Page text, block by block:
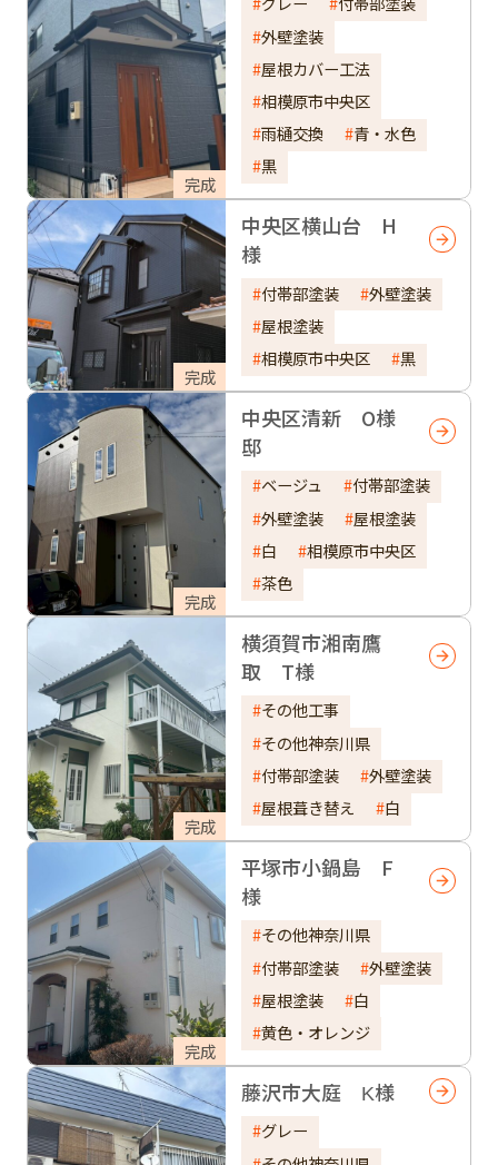
完成
外壁塗装
屋根カバー工法
相模原市中央区
雨樋交換
青・水色
黒
完成
中央区横山台 H
様
付帯部塗装
外壁塗装
屋根塗装
相模原市中央区
黒
完成
中央区清新 O様
邸
ベージュ
付帯部塗装
外壁塗装
屋根塗装
白
相模原市中央区
茶色
完成
横須賀市湘南鷹
取 T様
その他工事
その他神奈川県
付帯部塗装
外壁塗装
屋根葺き替え
白
完成
平塚市小鍋島 F
様
その他神奈川県
付帯部塗装
外壁塗装
屋根塗装
白
黄色・オレンジ
藤沢市大庭 K様
グレー